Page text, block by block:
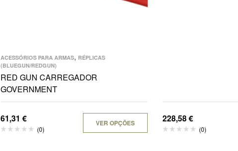
ACESSÓRIOS PARA ARMAS, RÉPLICAS
(BLUEGUN/REDGUN)
RED GUN CARREGADOR
GOVERNMENT
61,31 €
(0)
VER OPÇÕES 228,58€
(0)